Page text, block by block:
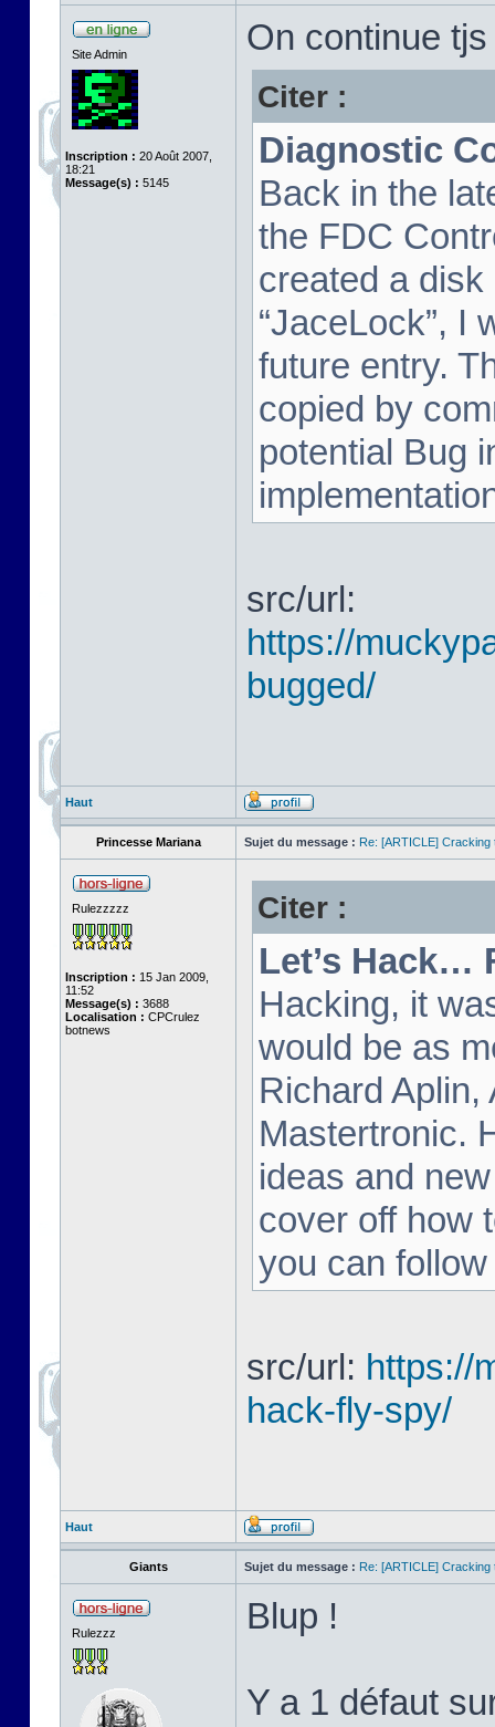
Site Admin
Inscription : 20 Août 2007,
18:21
Message(s) : 5145
On continue
Citer :
Diagnostic
Back in the
the FDC
created a
“JaceLock”, I
future entry.
copied by
potential Bug
src/url:
https://
bugged/
Haut
Princesse Mariana Sujet du message : Re: [ARTICLE] Cracking
Rulezzzzz
Inscription : 15 Jan 2009,
11:52
Message(s) : 3688
Localisation : CPCrulez
botnews
Citer :
Let’s Hack…
Hacking, it
would be as
Richard
Mastertronic.
ideas and
cover off how
you can
src/url: https://
hack-fly-spy/
Haut
Giants Sujet du message : Re: [ARTICLE] Cracking
Rulezzz Blup !
Y a 1 défaut